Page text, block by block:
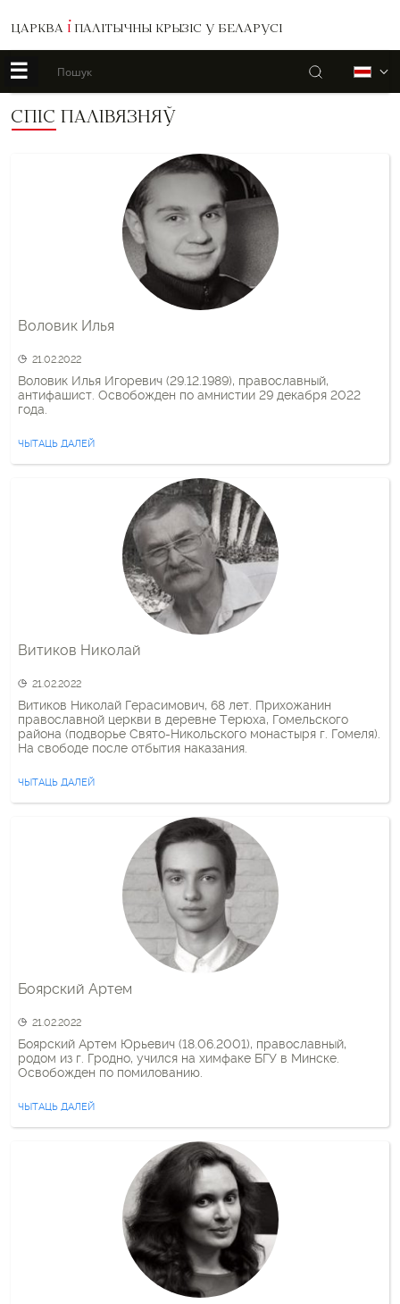
ЦАРКВА І ПАЛІТЫЧНЫ КРЫЗІС У БЕЛАРУСІ
☰ Пошук
СПІС ПАЛІВЯЗНЯЎ
Воловик Илья
21.02.2022
Воловик Илья Игоревич (29.12.1989), православный,
антифашист. Освобожден по амнистии 29 декабря 2022
года.
ЧЫТАЦЬ ДАЛЕЙ
Витиков Николай
21.02.2022
Витиков Николай Герасимович, 68 лет. Прихожанин
православной церкви в деревне Терюха, Гомельского
района (подворье Свято-Никольского монастыря г. Гомеля).
На свободе после отбытия наказания.
ЧЫТАЦЬ ДАЛЕЙ
Боярский Артем
21.02.2022
Боярский Артем Юрьевич (18.06.2001), православный,
родом из г. Гродно, учился на химфаке БГУ в Минске.
Освобожден по помилованию.
ЧЫТАЦЬ ДАЛЕЙ